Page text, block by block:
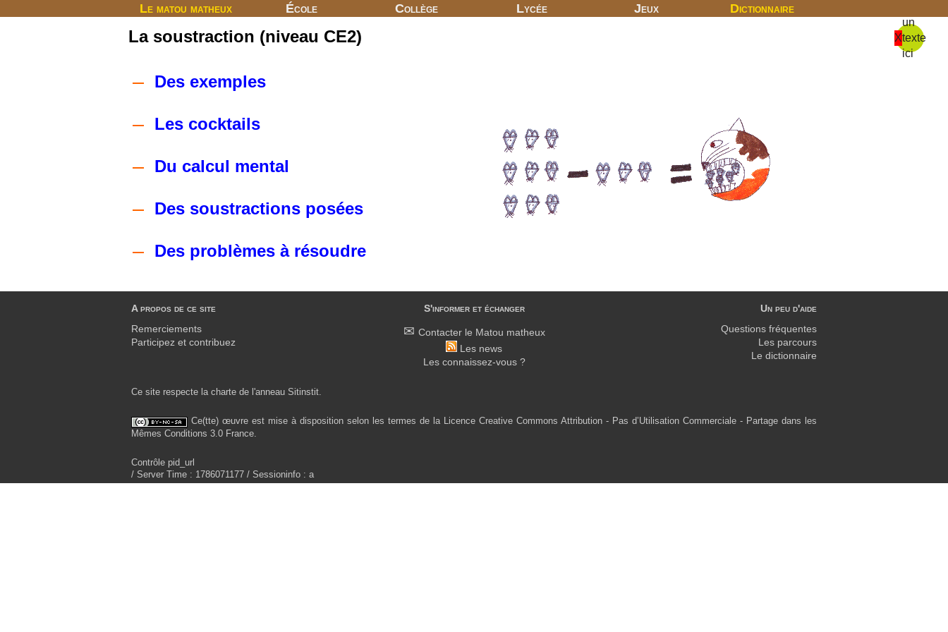
Le matou matheux École Collège Lycée Jeux Dictionnaire
X
un
texte
ici
La soustraction (niveau CE2)
Des exemples
Les cocktails
Du calcul mental
Des soustractions posées
Des problèmes à résoudre
A propos de ce site
Remerciements
Participez et contribuez
S'informer et échanger
Contacter le Matou matheux
Les news
Les connaissez-vous ?
Un peu d'aide
Questions fréquentes
Les parcours
Le dictionnaire
Ce site respecte la charte de l'anneau Sitinstit.
Ce(tte) œuvre est mise à disposition selon les termes de la Licence Creative Commons Attribution - Pas d’Utilisation Commerciale - Partage dans les
Mêmes Conditions 3.0 France.
Contrôle pid_url
/ Server Time : 1786071177 / Sessioninfo : a